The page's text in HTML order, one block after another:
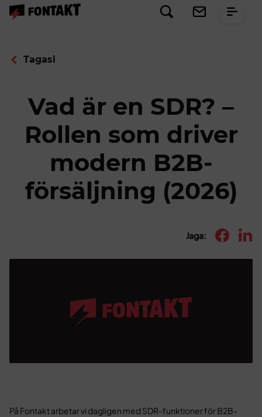
Tagasi
Vad är en SDR? –
Rollen som driver
modern B2B-
försäljning (2026)
Jaga:
På Fontakt arbetar vi dagligen med SDR-funktioner för B2B-